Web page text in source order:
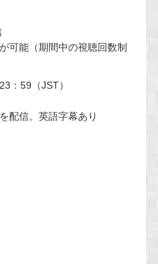
可能（期間中の視聴回数制
：59（JST）
配信。英語字幕あり